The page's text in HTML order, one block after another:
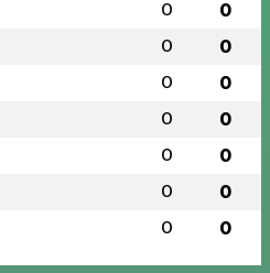
0 0
0 0
0 0
0 0
0 0
0 0
0 0